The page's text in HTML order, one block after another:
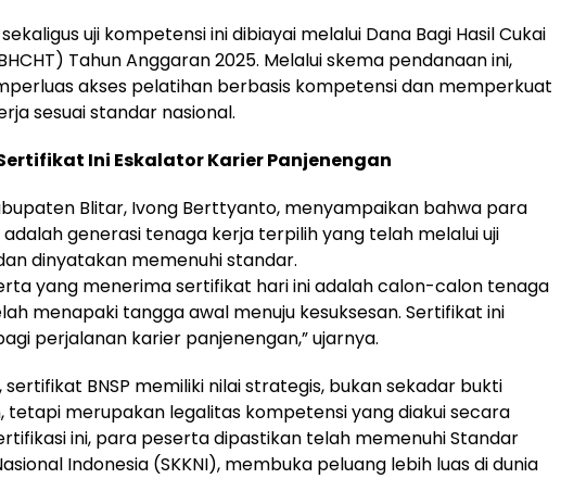
uji kompetensi ini dibiayai melalui Dana Bagi Hasil Cukai
Tahun Anggaran 2025. Melalui skema pendanaan ini,
akses pelatihan berbasis kompetensi dan memperkuat
sesuai standar nasional.
Ini Eskalator Karier Panjenengan
Blitar, Ivong Berttyanto, menyampaikan bahwa para
generasi tenaga kerja terpilih yang telah melalui uji
dinyatakan memenuhi standar.
yang menerima sertifikat hari ini adalah calon-calon tenaga
menapaki tangga awal menuju kesuksesan. Sertifikat ini
perjalanan karier panjenengan,” ujarnya.
BNSP memiliki nilai strategis, bukan sekadar bukti
tetapi merupakan legalitas kompetensi yang diakui secara
ini, para peserta dipastikan telah memenuhi Standar
Indonesia (SKKNI), membuka peluang lebih luas di dunia